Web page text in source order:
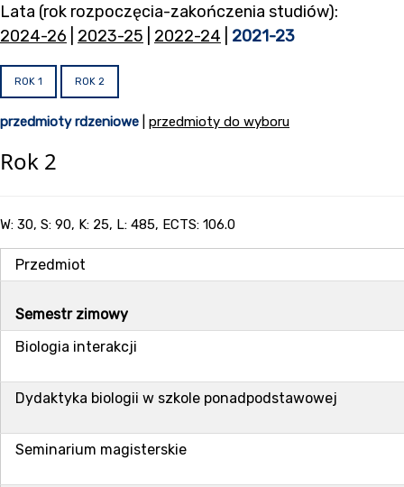
Lata (rok rozpoczęcia-zakończenia studiów):
2024-26
2023-25 2022-24 2021-23
ROK 1 ROK 2
przedmioty rdzeniowe przedmioty do wyboru
Rok 2
W: 30, S: 90, K: 25, L: 485, ECTS: 106.0
Przedmiot
Semestr zimowy
Biologia interakcji
Dydaktyka biologii w szkole ponadpodstawowej
Seminarium magisterskie